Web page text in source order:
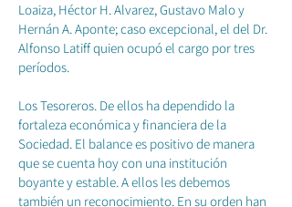
Loaiza, Héctor H. Alvarez, Gustavo Malo y
Hernán A. Aponte; caso excepcional, el del Dr.
Alfonso Latiff quien ocupó el cargo por tres
períodos.
Los Tesoreros. De ellos ha dependido la
fortaleza económica y financiera de la
Sociedad. El balance es positivo de manera
que se cuenta hoy con una institución
boyante y estable. A ellos les debemos
también un reconocimiento. En su orden han